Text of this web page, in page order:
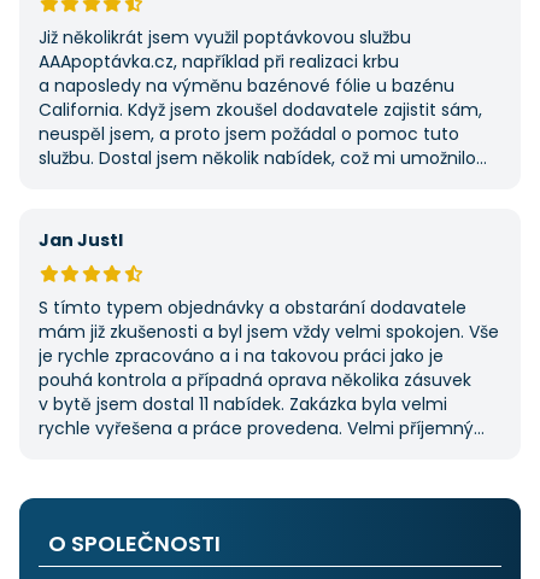
Již několikrát jsem využil poptávkovou službu
AAApoptávka.cz, například při realizaci krbu
a naposledy na výměnu bazénové fólie u bazénu
California. Když jsem zkoušel dodavatele zajistit sám,
neuspěl jsem, a proto jsem požádal o pomoc tuto
službu. Dostal jsem několik nabídek, což mi umožnilo
i ostatním.
Jan Justl
S tímto typem objednávky a obstarání dodavatele
mám již zkušenosti a byl jsem vždy velmi spokojen. Vše
je rychle zpracováno a i na takovou práci jako je
pouhá kontrola a případná oprava několika zásuvek
v bytě jsem dostal 11 nabídek. Zakázka byla velmi
rychle vyřešena a práce provedena. Velmi příjemný
po všech stránkách plně spolehnout.
O SPOLEČNOSTI